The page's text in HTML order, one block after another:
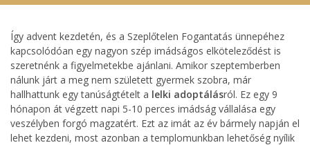
Így advent kezdetén, és a Szeplőtelen Fogantatás ünnepéhez
kapcsolódóan egy nagyon szép imádságos elköteleződést is
szeretnénk a figyelmetekbe ajánlani. Amikor szeptemberben
nálunk járt a meg nem született gyermek szobra, már
hallhattunk egy tanúságtételt a lelki adoptálásról. Ez egy 9
hónapon át végzett napi 5-10 perces imádság vállalása egy
veszélyben forgó magzatért. Ezt az imát az év bármely napján el
lehet kezdeni, most azonban a templomunkban lehetőség nyílik